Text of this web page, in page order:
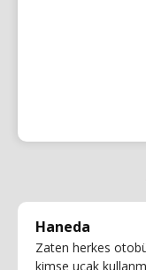
Haneda
Zaten herkes
kimse uçak